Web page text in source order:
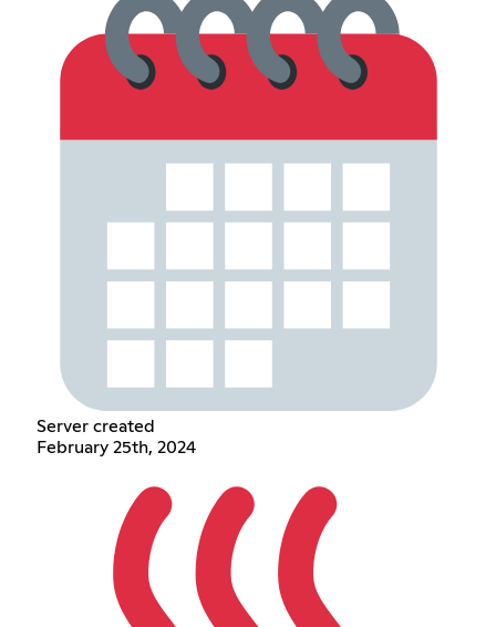
Server created
February 25th, 2024